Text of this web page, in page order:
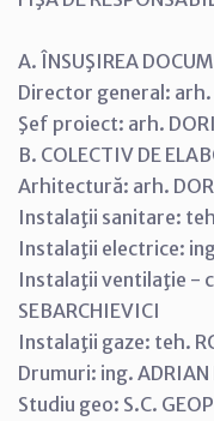
A. ÎNSUŞIREA
Director general: arh.
Şef proiect: arh.
B. COLECTIV DE
Arhitectură: arh.
Instalaţii sanitare:
Instalaţii electrice:
Instalaţii ventilaţie -
SEBARCHIEVICI
Instalaţii gaze: teh.
Drumuri: ing. ADRIAN
Studiu geo: S.C.